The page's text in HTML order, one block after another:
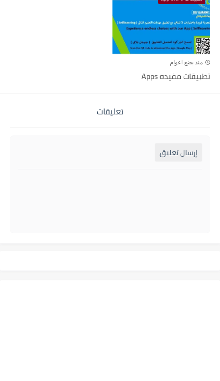
منذ بضع اعوام
تطبيقات مفيده Apps
تعليقات
إرسال تعليق